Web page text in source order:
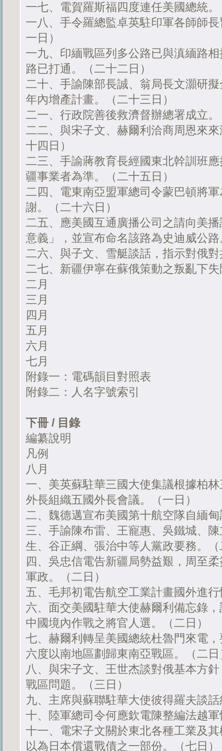
一七、電賀羅斯福四度連任美國總統
一八、手令羅總監卓英駐印軍各師師
一日）
一九、印緬戰區列多公路已與滇緬路
路已打通。（二十二日）
二十、手諭陳部長誠、翁局長文灝研
年內增產計畫。（二十三日）
二一、行政院善後救濟督辦總署成立
二二、與宋子文、赫爾利洽商周恩來
十四日）
二三、手諭蔣教育長經國東北幹訓班
疆事業者為準。（二十五日）
二四、電東南亞盟軍總司令蒙巴頓將
謝。（二十六日）
二五、應美國互通廣播公司之請向美
意義」，並宣布命名該路為史迪威公
二六、與子文、雪艇談話，指示對俄
二七、新疆伊寧在蘇俄策動之叛亂下
二月
三月
四月
五月
六月
七月
附錄一：電碼韻目對照表
附錄二：人名字號索引
下冊 / 目錄
編纂說明
凡例
八月
一、美英蘇駐華三國大使集議根據柏
外長組織五國外長會議。（一日）
二、魏德邁宣布美國第十航空隊自緬
三、手諭陳布雷、王寵惠、吳鐵城、
生、谷正綱、張治中等人黨政要務。
四、吳忠信電告新疆局勢益艱，周至
軍政。（二日）
五、毛邦初電告航空工業計畫國外進
六、面交美國駐華大使赫爾利備忘錄
中國境內作戰之將官人選。（二日）
七、赫爾利轉呈美國總統杜魯門來電
六度以南地區劃歸東南亞戰區。（二日
八、與宋子文、王世杰談對俄基本方
戰區問題。（三日）
九、主席與蘇聯駐華大使彼得羅夫談
十、陸軍總司令何應欽電陳整編法越
十一、電宋子文關於東北各種工業及
以為日本償還戰債之一部份。（七日）